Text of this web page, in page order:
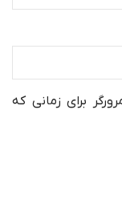
برای زمانی که